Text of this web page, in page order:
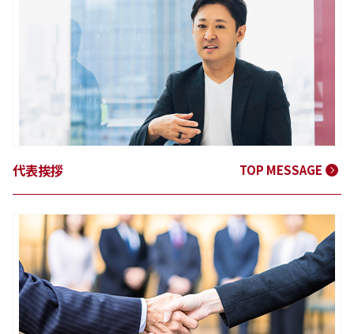
代表挨拶 TOP MESSAGE